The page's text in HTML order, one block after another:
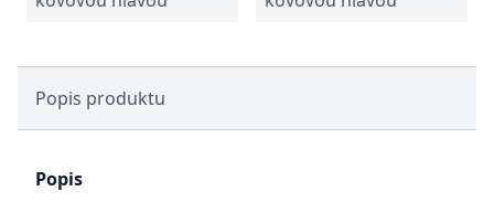
Popis produktu
Popis